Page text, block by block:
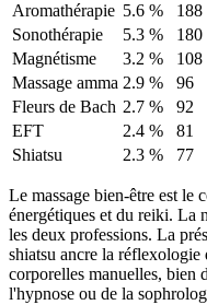
Aromathérapie 5.6 %
188
Sonothérapie
5.3 %
180
Magnétisme
3.2 %
108
Massage amma 2.9 %
96
Fleurs de Bach 2.7 %
92
EFT
2.4 %
81
Shiatsu
2.3 % 77
Le massage bien-être est le
énergétiques et du reiki. La
les deux professions. La
shiatsu ancre la réflexologie
corporelles manuelles,
l'hypnose ou de la